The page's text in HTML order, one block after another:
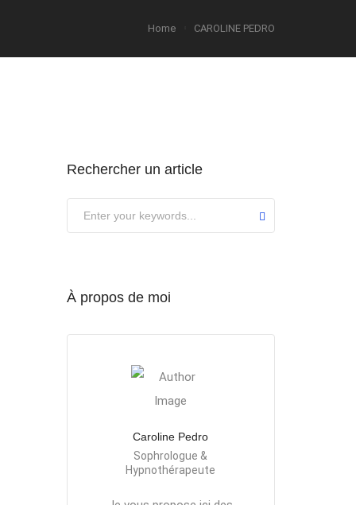
Home CAROLINE PEDRO
Rechercher un article
À propos de moi
Caroline Pedro
Sophrologue &
Hypnothérapeute